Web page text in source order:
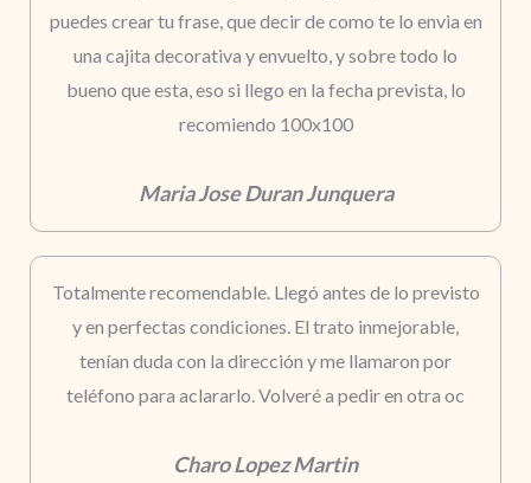
puedes crear tu frase, que decir de como te lo envia en
una cajita decorativa y envuelto, y sobre todo lo
bueno que esta, eso si llego en la fecha prevista, lo
recomiendo 100x100
Maria Jose Duran Junquera
Totalmente recomendable. Llegó antes de lo previsto
y en perfectas condiciones. El trato inmejorable,
tenían duda con la dirección y me llamaron por
teléfono para aclararlo. Volveré a pedir en otra oc
Charo Lopez Martin